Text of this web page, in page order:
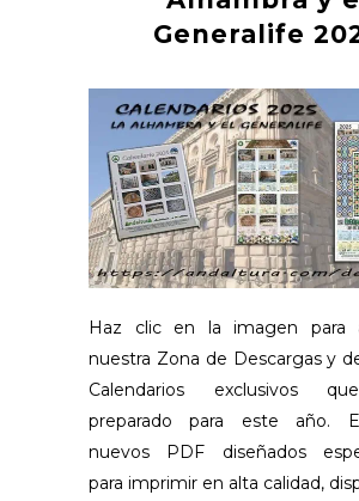
Generalife
Haz clic en la imagen para
nuestra Zona de Descargas y
Calendarios exclusivos
preparado para este año.
nuevos PDF diseñados
para imprimir en alta calidad,